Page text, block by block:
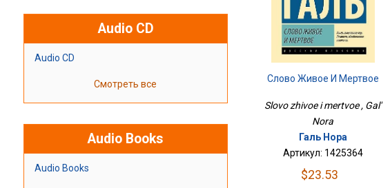
Audio CD
Audio CD
Смотреть все
Audio Books
Audio Books
Слово Живое И Мертвое
Slovo zhivoe i mertvoe , Gal'
Nora
Галь Нора
Артикул: 1425364
$23.53